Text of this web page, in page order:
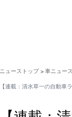
ニューストップ > 車ニュース
【連載：清水草一の自動